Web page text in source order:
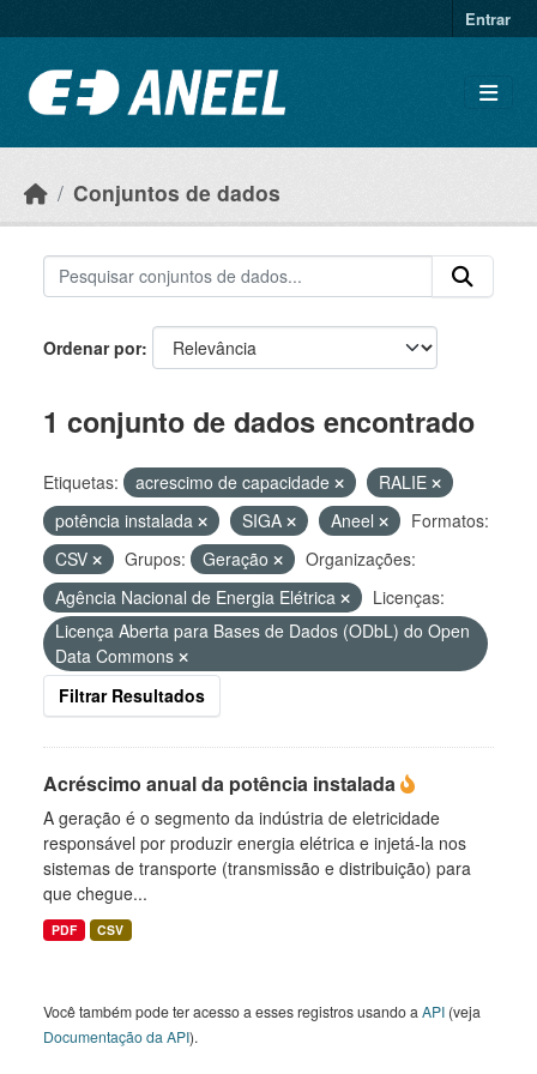
Entrar
Conjuntos de dados
Ordenar por
1 conjunto de dados encontrado
Etiquetas: acrescimo de capacidade
RALIE
potência instalada
SIGA Aneel
Formatos:
CSV
Grupos: Geração
Organizações:
Agência Nacional de Energia Elétrica
Licenças:
Licença Aberta para Bases de Dados (ODbL) do Open
Data Commons
Filtrar Resultados
Acréscimo anual da potência instalada
A geração é o segmento da indústria de eletricidade
responsável por produzir energia elétrica e injetá-la nos
sistemas de transporte (transmissão e distribuição) para
que chegue...
PDF CSV
Você também pode ter acesso a esses registros usando a API (veja
Documentação da API).